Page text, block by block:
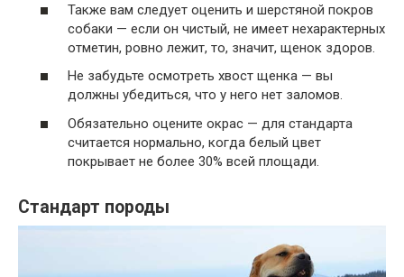
Также вам следует оценить и шерстяной покров
собаки — если он чистый, не имеет нехарактерных
отметин, ровно лежит, то, значит, щенок здоров.
Не забудьте осмотреть хвост щенка — вы
должны убедиться, что у него нет заломов.
Обязательно оцените окрас — для стандарта
считается нормально, когда белый цвет
покрывает не более 30% всей площади.
Стандарт породы